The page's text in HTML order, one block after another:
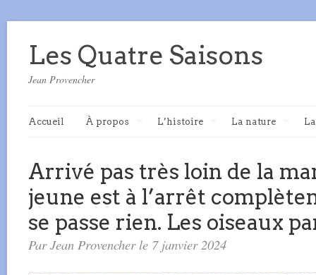
Les Quatre Saisons
Jean Provencher
Accueil À propos L’histoire La nature
Arrivé pas très loin de la
jeune est à l’arrêt
se passe rien. Les oiseaux
Par Jean Provencher le 7 janvier 2024